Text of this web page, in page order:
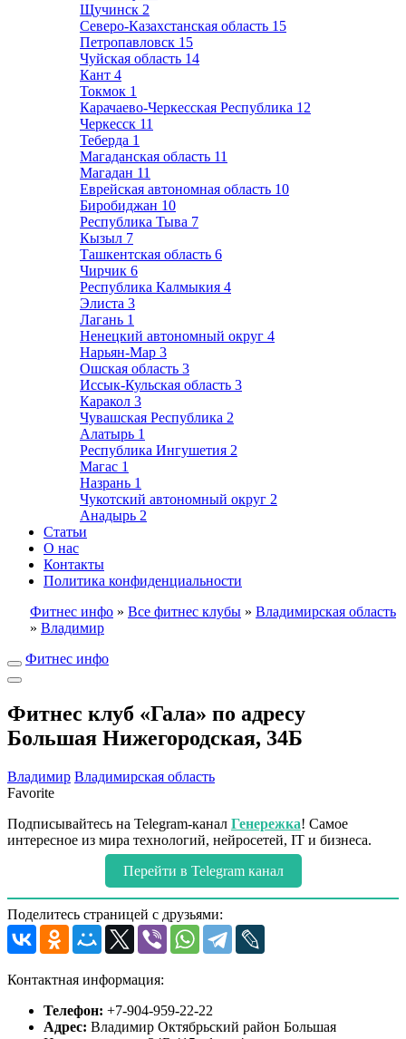
Щучинск 2
Северо-Казахстанская область 15
Петропавловск 15
Чуйская область 14
Кант 4
Токмок 1
Карачаево-Черкесская Республика 12
Черкесск 11
Теберда 1
Магаданская область 11
Магадан 11
Еврейская автономная область 10
Биробиджан 10
Республика Тыва 7
Кызыл 7
Ташкентская область 6
Чирчик 6
Республика Калмыкия 4
Элиста 3
Лагань 1
Ненецкий автономный округ 4
Нарьян-Мар 3
Ошская область 3
Иссык-Кульская область 3
Каракол 3
Чувашская Республика 2
Алатырь 1
Республика Ингушетия 2
Магас 1
Назрань 1
Чукотский автономный округ 2
Анадырь 2
Статьи
О нас
Контакты
Политика конфиденциальности
Фитнес инфо » Все фитнес клубы » Владимирская область
» Владимир
Фитнес инфо
Фитнес клуб «Гала» по адресу
Большая Нижегородская, 34Б
Владимир Владимирская область
Favorite
Подписывайтесь на Telegram-канал Генережка! Самое
интересное из мира технологий, нейросетей, IT и бизнеса.
Перейти в Telegram канал
Поделитесь страницей с друзьями:
Контактная информация:
Телефон: +7-904-959-22-22
Адрес: Владимир Октябрьский район Большая